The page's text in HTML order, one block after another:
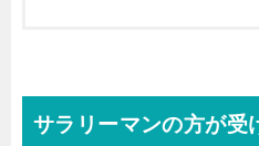
サラリーマンの方が受